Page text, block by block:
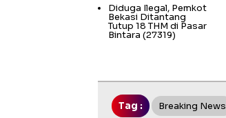
Diduga Ilegal, Pemkot
Bekasi Ditantang
Tutup 18 THM di Pasar
Bintara (27319)
Tag : Breaking News